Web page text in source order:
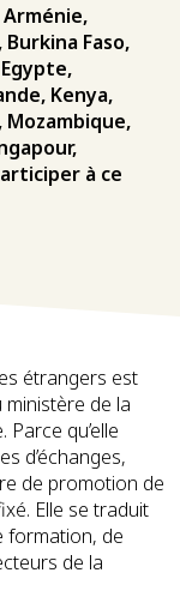
Faso,
Kenya,
à ce
étrangers est
ministère de la
qu’elle
d’échanges,
de promotion de
Elle se traduit
formation, de
de la